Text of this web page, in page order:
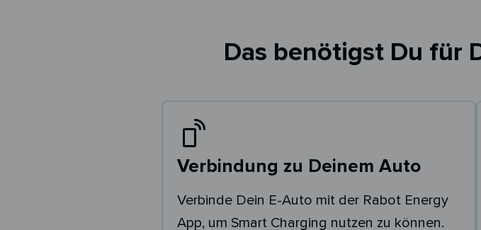
Das benötigst Du für
Verbindung zu Deinem Auto
Verbinde Dein E-Auto mit der Rabot Energy
App, um Smart Charging nutzen zu können.